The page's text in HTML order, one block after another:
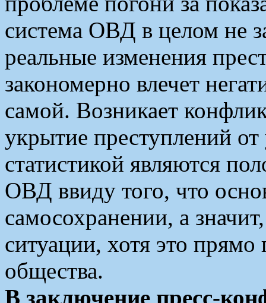
система ОВД в целом не
реальные изменения
закономерно влечет
самой. Возникает
укрытие преступлений
статистикой являются
ОВД ввиду того, что
самосохранении, а
ситуации, хотя это
общества.
В заключение пресс-